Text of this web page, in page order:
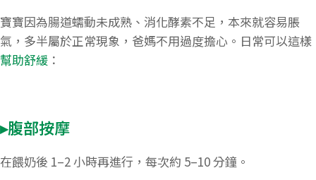
寶寶因為腸道蠕動未成熟、消化酵素不足，本來就容易脹
氣，多半屬於正常現象，爸媽不用過度擔心。日常可以這樣
幫助舒緩 ：
▸腹部按摩
在餵奶後 1–2 小時再進行，每次約 5–10 分鐘。